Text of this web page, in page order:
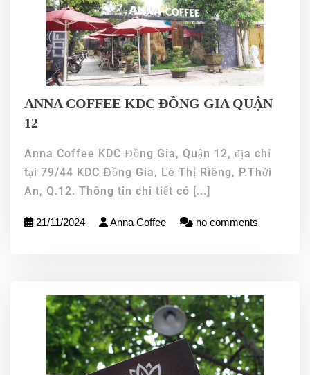
ANNA COFFEE KDC ĐỒNG GIA QUẬN
12
Anna Coffee KDC Đồng Gia, Quận 12, địa chỉ
tại 79/44 KDC Đồng Gia, Lê Thị Riêng, P.Thới
An, Q.12. Thông tin chi tiết có [...]
21/11/2024 Anna Coffee no comments